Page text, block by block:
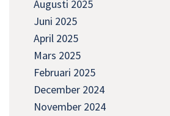
Augusti 2025
Juni 2025
April 2025
Mars 2025
Februari 2025
December 2024
November 2024